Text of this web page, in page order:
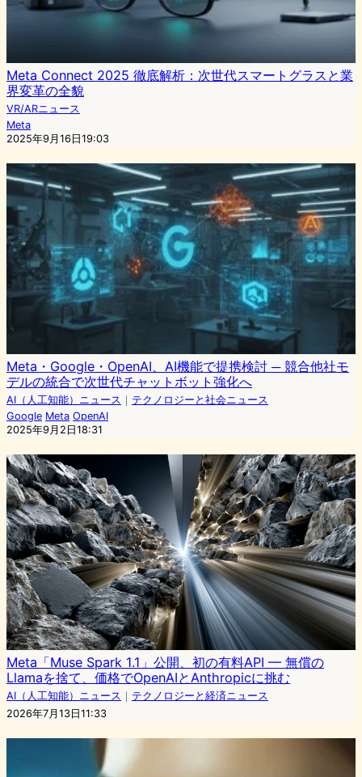
Meta Connect 2025 徹底解析：次世代スマートグラスと業
界変革の全貌
VR/ARニュース
Meta
2025年9月16日19:03
Meta・Google・OpenAI、AI機能で提携検討 ─ 競合他社モ
デルの統合で次世代チャットボット強化へ
AI（人工知能）ニュース ｜ テクノロジーと社会ニュース
Google Meta OpenAI
2025年9月2日18:31
Meta「Muse Spark 1.1」公開、初の有料API — 無償の
Llamaを捨て、価格でOpenAIとAnthropicに挑む
AI（人工知能）ニュース ｜ テクノロジーと経済ニュース
2026年7月13日11:33